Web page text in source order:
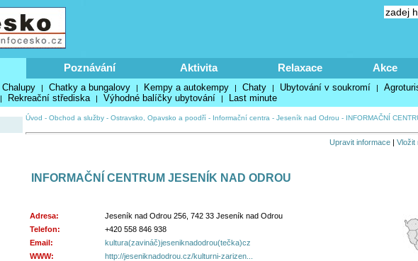
Poznávání Aktivita Relaxace Akce
Chalupy | Chatky a bungalovy | Kempy a autokempy | Chaty | Ubytování v soukromí |
| Rekreační střediska | Výhodné balíčky ubytování | Last minute
Úvod - Obchod a služby- Ostravsko, Opavsko a poodří- Informační centra - Jeseník nad Odrou - INFORMAČNÍ
Upravit informace| Vložit
INFORMAČNÍ CENTRUM JESENÍK NAD ODROU
Adresa:
Jeseník nad Odrou 256, 742 33 Jeseník nad Odrou
Telefon:
+420 558 846 938
Email:
kultura(zavináč)jeseniknadodrou(tečka)cz
WWW:
http://jeseniknadodrou.cz/kulturni-zarizen...